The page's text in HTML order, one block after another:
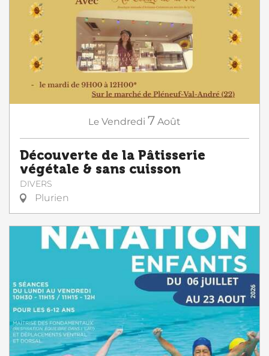
Le Vendredi 7 Août
Découverte de la Pâtisserie
végétale & sans cuisson
DIVERS
Plurien